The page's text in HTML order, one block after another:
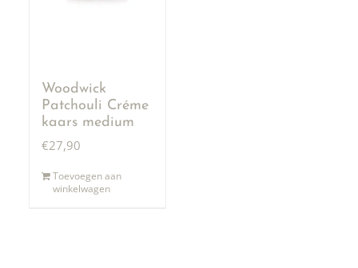
Woodwick
Patchouli Créme
kaars medium
€27,90
Toevoegen aan
winkelwagen